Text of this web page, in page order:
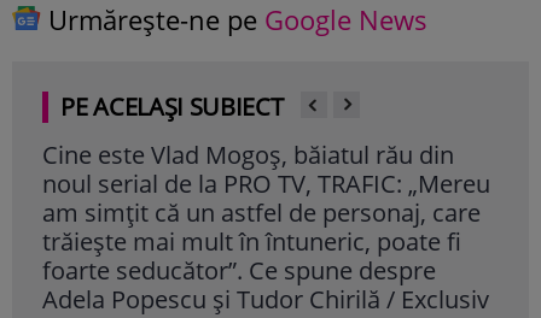
Urmărește-ne pe Google News
PE ACELAȘI SUBIECT
Cine este Vlad Mogoș, băiatul rău din
noul serial de la PRO TV, TRAFIC: „Mereu
am simțit că un astfel de personaj, care
trăiește mai mult în întuneric, poate fi
foarte seducător”. Ce spune despre
Adela Popescu și Tudor Chirilă / Exclusiv